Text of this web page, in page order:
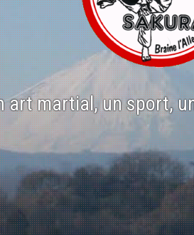
art martial, un sport,